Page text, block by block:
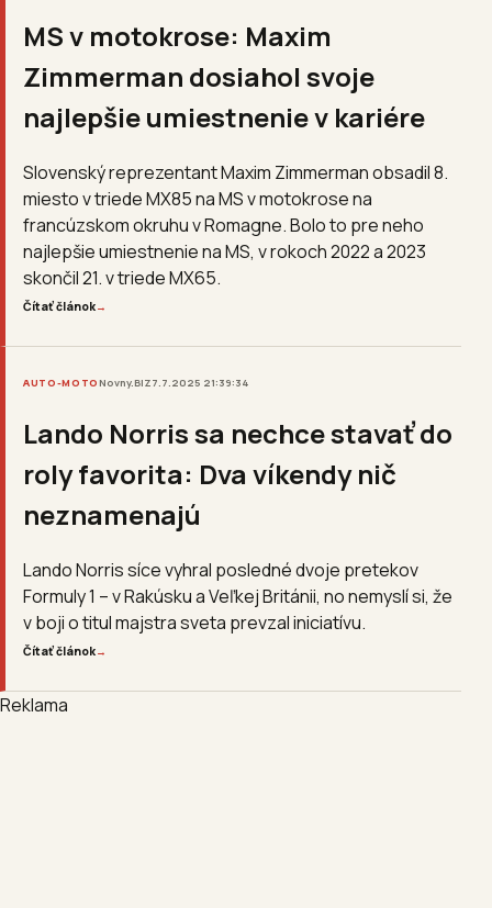
MS v motokrose: Maxim
Zimmerman dosiahol svoje
najlepšie umiestnenie v kariére
Slovenský reprezentant Maxim Zimmerman obsadil 8.
miesto v triede MX85 na MS v motokrose na
francúzskom okruhu v Romagne. Bolo to pre neho
najlepšie umiestnenie na MS, v rokoch 2022 a 2023
skončil 21. v triede MX65.
Čítať článok→
AUTO-MOTONovny.BIZ7.7.2025 21:39:34
Lando Norris sa nechce stavať do
roly favorita: Dva víkendy nič
neznamenajú
Lando Norris síce vyhral posledné dvoje pretekov
Formuly 1 – v Rakúsku a Veľkej Británii, no nemyslí si, že
v boji o titul majstra sveta prevzal iniciatívu.
Čítať článok→
Reklama